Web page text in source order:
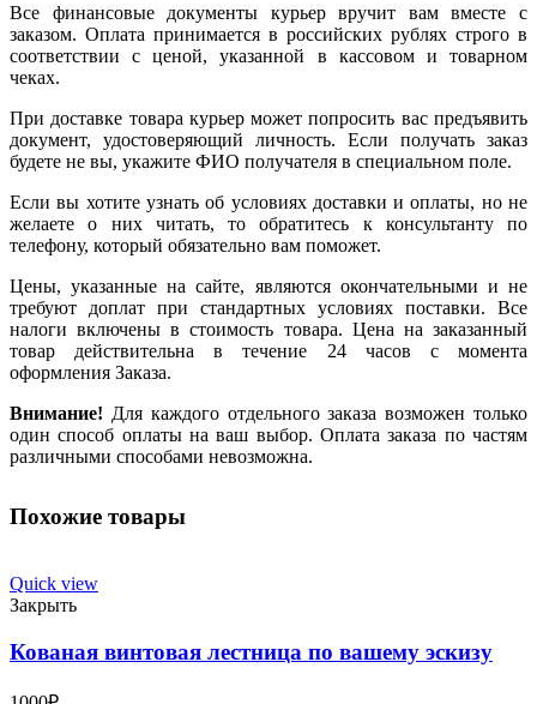
Все финансовые документы курьер вручит вам вместе с
заказом. Оплата принимается в российских рублях строго в
соответствии с ценой, указанной в кассовом и товарном
чеках.
При доставке товара курьер может попросить вас предъявить
документ, удостоверяющий личность. Если получать заказ
будете не вы, укажите ФИО получателя в специальном поле.
Если вы хотите узнать об условиях доставки и оплаты, но не
желаете о них читать, то обратитесь к консультанту по
телефону, который обязательно вам поможет.
Цены, указанные на сайте, являются окончательными и не
требуют доплат при стандартных условиях поставки. Все
налоги включены в стоимость товара. Цена на заказанный
товар действительна в течение 24 часов с момента
оформления Заказа.
Внимание! Для каждого отдельного заказа возможен только
один способ оплаты на ваш выбор. Оплата заказа по частям
различными способами невозможна.
Похожие товары
Quick view
Закрыть
Кованая винтовая лестница по вашему эскизу